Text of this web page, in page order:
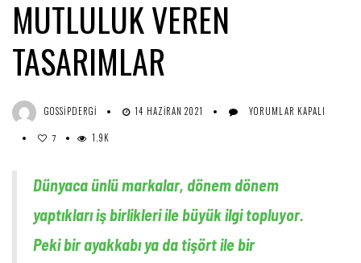
MUTLULUK VEREN
TASARIMLAR
GOSSIPDERGI 14 HAZIRAN 2021
HARİBO
TASARIMLAR
YORUMLAR KAPALI
7 1.9K
Dünyaca ünlü markalar, dönem dönem
yaptıkları iş birlikleri ile büyük ilgi topluyor.
Peki bir ayakkabı ya da tişört ile bir